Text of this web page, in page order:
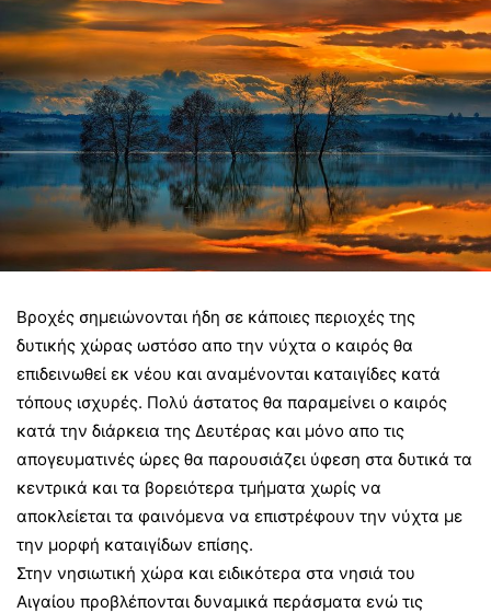
Βροχές σημειώνονται ήδη σε κάποιες περιοχές της
δυτικής χώρας ωστόσο απο την νύχτα ο καιρός θα
επιδεινωθεί εκ νέου και αναμένονται καταιγίδες κατά
τόπους ισχυρές. Πολύ άστατος θα παραμείνει ο καιρός
κατά την διάρκεια της Δευτέρας και μόνο απο τις
απογευματινές ώρες θα παρουσιάζει ύφεση στα δυτικά τα
κεντρικά και τα βορειότερα τμήματα χωρίς να
αποκλείεται τα φαινόμενα να επιστρέφουν την νύχτα με
την μορφή καταιγίδων επίσης.
Στην νησιωτική χώρα και ειδικότερα στα νησιά του
Αιγαίου προβλέπονται δυναμικά περάσματα ενώ τις